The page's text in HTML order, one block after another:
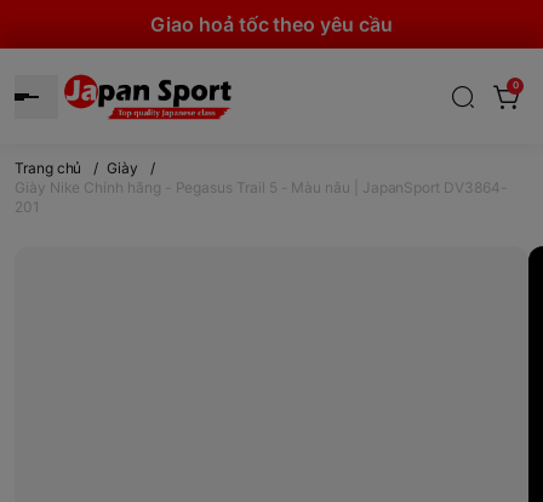
Giao hoả tốc theo yêu cầu
0
Trang chủ / Giày
/
Giày Nike Chính hãng - Pegasus Trail 5 - Màu nâu | JapanSport DV3864-
201